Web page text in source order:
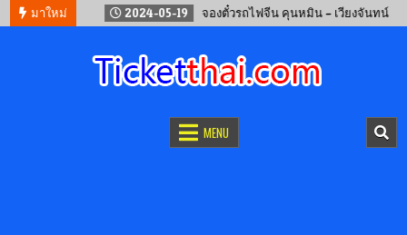
มาใหม่
ไลน์ 2024-05-19 จองตั๋วรถไฟจีน คุนหมิน – เวียงจันทน์
MENU